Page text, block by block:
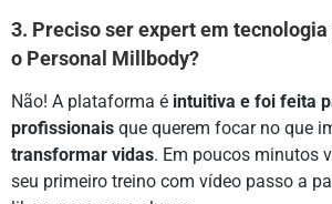
3. Preciso ser expert em
o Personal Millbody?
Não! A plataforma é intuitiva e foi feita
profissionais que querem focar no que
transformar vidas. Em poucos minutos
seu primeiro treino com vídeo passo a